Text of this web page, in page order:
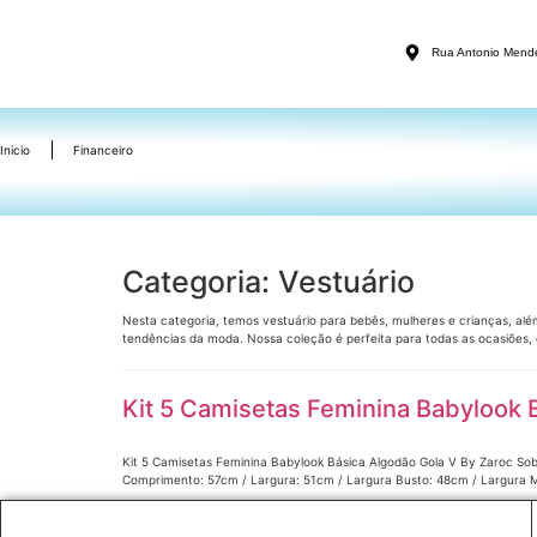
Rua Antonio
Inicio Financeiro
Categoria: Vestuário
Nesta categoria, temos vestuário para bebês, mulheres e crianças,
tendências da moda. Nossa coleção é perfeita para todas as ocasiões,
Kit 5 Camisetas Feminina Babylook
Kit 5 Camisetas Feminina Babylook Básica Algodão Gola V By Zaroc
Comprimento: 57cm / Largura: 51cm / Largura Busto: 48cm / Largura